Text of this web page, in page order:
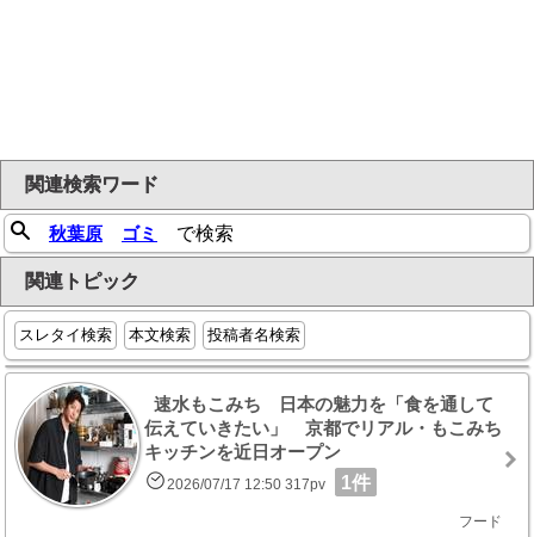
関連検索ワード
秋葉原 ゴミ で検索
関連トピック
スレタイ検索 本文検索 投稿者名検索
速水もこみち 日本の魅力を「食を通して
伝えていきたい」 京都でリアル・もこみち
キッチンを近日オープン
2026/07/17 12:50 317pv 1件
フード